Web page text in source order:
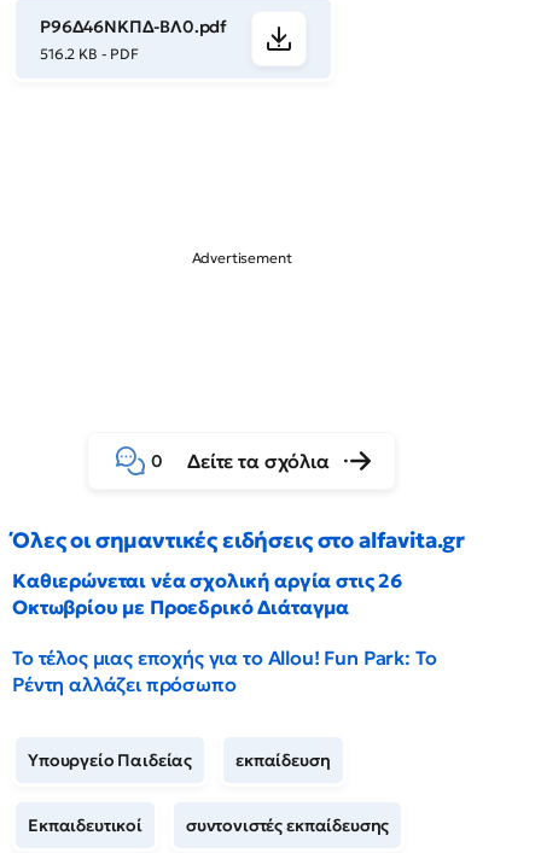
Ρ96Δ46ΝΚΠΔ-ΒΛ0.pdf
516.2 KB - PDF
0 Δείτε τα σχόλια
Όλες οι σημαντικές ειδήσεις στο alfavita.gr
Καθιερώνεται νέα σχολική αργία στις 26
Οκτωβρίου με Προεδρικό Διάταγμα
Το τέλος μιας εποχής για το Allou! Fun Park: Το
Ρέντη αλλάζει πρόσωπο
Υπουργείο Παιδείας εκπαίδευση
Εκπαιδευτικοί συντονιστές εκπαίδευσης